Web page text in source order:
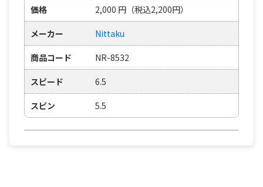
価格 2,000 円 （税込2,200円）
メーカー Nittaku
商品コード NR-8532
スピード 6.5
スピン 5.5